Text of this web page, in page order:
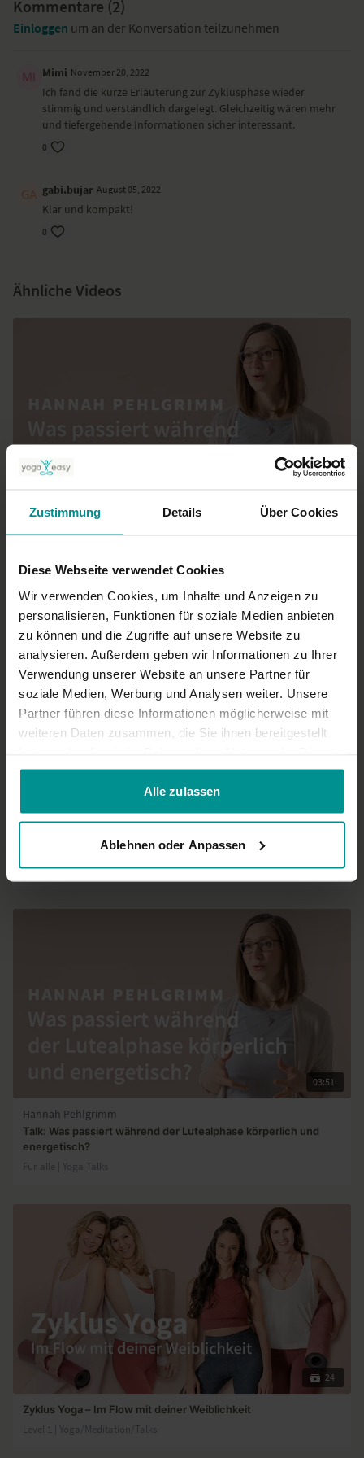
Zustimmung Details Über Cookies
Diese Webseite verwendet Cookies
Wir verwenden Cookies, um Inhalte und Anzeigen zu
personalisieren, Funktionen für soziale Medien anbieten
zu können und die Zugriffe auf unsere Website zu
analysieren. Außerdem geben wir Informationen zu Ihrer
Verwendung unserer Website an unsere Partner für
soziale Medien, Werbung und Analysen weiter. Unsere
Partner führen diese Informationen möglicherweise mit
weiteren Daten zusammen, die Sie ihnen bereitgestellt
gesammelt haben.
Alle zulassen
Ablehnen oder Anpassen
Kommentare (2)
Einloggen um an der Konversation teilzunehmen
Mimi November 20, 2022
Ich fand die kurze Erläuterung zur Zyklusphase wieder
stimmig und verständlich dargelegt. Gleichzeitig wären mehr
und tiefergehende Informationen sicher interessant.
0
gabi.bujar August 05, 2022
Klar und kompakt!
0
Ähnliche Videos
Hannah Pehlgrimm
Für alle | Yoga Talks
Hannah Pehlgrimm
Für alle | Yoga Talks
03:51
Hannah Pehlgrimm
Talk: Was passiert während der Lutealphase körperlich und
energetisch?
Für alle | Yoga Talks
24
Zyklus Yoga – Im Flow mit deiner Weiblichkeit
Level 1 | Yoga/Meditation/Talks